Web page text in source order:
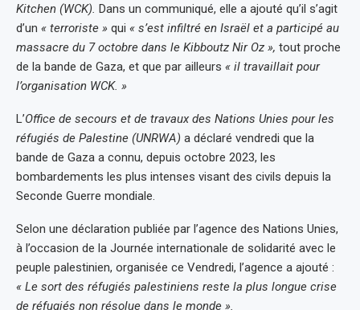
Kitchen (WCK). Dans un communiqué, elle a ajouté qu’il s’agit
d’un « terroriste » qui « s’est infiltré en Israël et a participé au
massacre du 7 octobre dans le Kibboutz Nir Oz », tout proche
de la bande de Gaza, et que par ailleurs « il travaillait pour
l’organisation WCK. »
L’Office de secours et de travaux des Nations Unies pour les
réfugiés de Palestine (UNRWA) a déclaré vendredi que la
bande de Gaza a connu, depuis octobre 2023, les
bombardements les plus intenses visant des civils depuis la
Seconde Guerre mondiale.
Selon une déclaration publiée par l’agence des Nations Unies,
à l’occasion de la Journée internationale de solidarité avec le
peuple palestinien, organisée ce Vendredi, l’agence a ajouté :
« Le sort des réfugiés palestiniens reste la plus longue crise
de réfugiés non résolue dans le monde ».